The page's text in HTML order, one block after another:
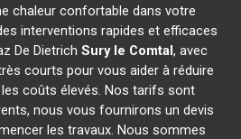
chaleur confortable dans votre
interventions rapides et efficaces
De DietrichSury le Comtal, avec
courts pour vous aider à réduire
coûts élevés. Nos tarifs sont
nous vous fournirons un devis
les travaux. Nous sommes